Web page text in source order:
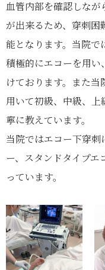
血管内部を確認しなが
が出来るため、穿刺
能となります。当院で
積極的にエコーを用
けております。また
用いて初級、中級、
寧に教えています。
当院ではエコー下穿刺
ー、スタンドタイプエ
っています。